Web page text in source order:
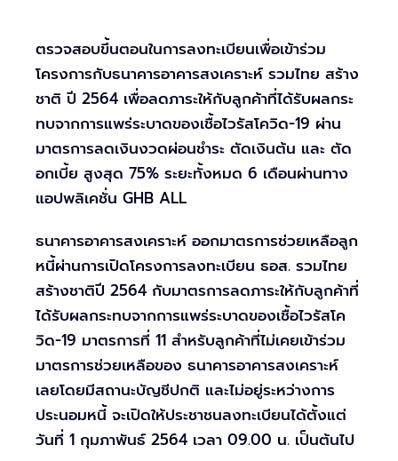
ตรวจสอบขึ้นตอนในการลงทะเบียนเพื่อเข้าร่วม
โครงการกับธนาคารอาคารสงเคราะห์ รวมไทย สร้าง
ชาติ ปี 2564 เพื่อลดภาระให้กับลูกค้าที่ได้รับผลกระ
ทบจากการแพร่ระบาดของเชื้อไวรัสโควิด-19 ผ่าน
มาตรการลดเงินงวดผ่อนชำระ ตัดเงินต้น และ ตัด
อกเบี้ย สูงสุด 75% ระยะทั้งหมด 6 เดือนผ่านทาง
แอปพลิเคชั่น GHB ALL
ธนาคารอาคารสงเคราะห์ ออกมาตรการช่วยเหลือลูก
หนี้ผ่านการเปิดโครงการลงทะเบียน ธอส. รวมไทย
สร้างชาติปี 2564 กับมาตรการลดภาระให้กับลูกค้าที่
ได้รับผลกระทบจากการแพร่ระบาดของเชื้อไวรัสโค
วิด-19 มาตรการที่ 11 สำหรับลูกค้าที่ไม่เคยเข้าร่วม
มาตรการช่วยเหลือของ ธนาคารอาคารสงเคราะห์
เลยโดยมีสถานะบัญชีปกติ และไม่อยู่ระหว่างการ
ประนอมหนี้ จะเปิดให้ประชาชนลงทะเบียนได้ตั้งแต่
วันที่ 1 กุมภาพันธ์ 2564 เวลา 09.00 น. เป็นต้นไป